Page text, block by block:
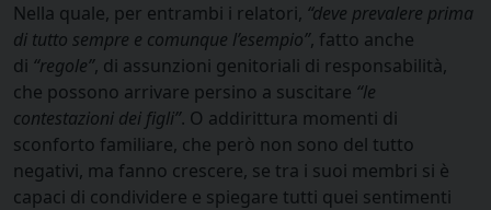
Nella quale, per entrambi i relatori, “deve prevalere prima
di tutto sempre e comunque l’esempio”, fatto anche
di “regole”, di assunzioni genitoriali di responsabilità,
che possono arrivare persino a suscitare “le
contestazioni dei figli”. O addirittura momenti di
sconforto familiare, che però non sono del tutto
negativi, ma fanno crescere, se tra i suoi membri si è
capaci di condividere e spiegare tutti quei sentimenti